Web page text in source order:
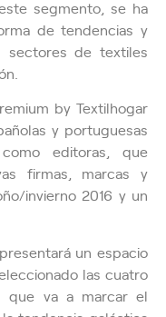
segmento, se ha
de tendencias y
sectores de textiles
by Textilhogar
y portuguesas
editoras, que
firmas, marcas y
invierno 2016 y un
un espacio
las cuatro
que va a marcar el